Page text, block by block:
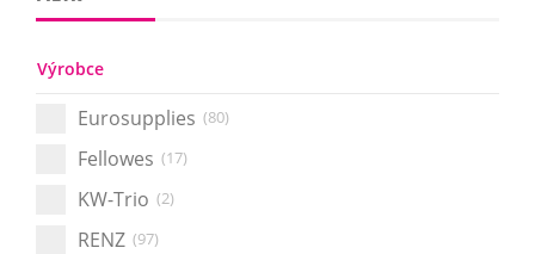
Výrobce
Eurosupplies (80)
Fellowes (17)
KW-Trio (2)
RENZ (97)